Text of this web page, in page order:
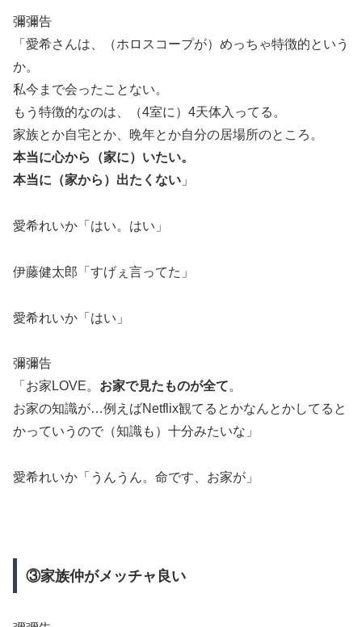
彌彌告
「愛希さんは、（ホロスコープが）めっちゃ特徴的という
か。
私今まで会ったことない。
もう特徴的なのは、（4室に）4天体入ってる。
家族とか自宅とか、晩年とか自分の居場所のところ。
本当に心から（家に）いたい。
本当に（家から）出たくない 」
愛希れいか「はい。はい」
伊藤健太郎「すげぇ言ってた」
愛希れいか「はい」
彌彌告
「お家LOVE。 お家で見たものが全て。
お家の知識が…例えばNetflix観てるとかなんとかしてると
かっていうので（知識も）十分みたいな」
愛希れいか「うんうん。命です、お家が」
③家族仲がメッチャ良い